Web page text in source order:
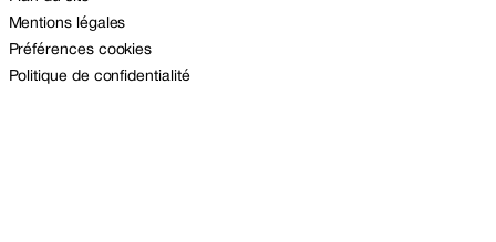
Mentions légales
Préférences cookies
Politique de confidentialité